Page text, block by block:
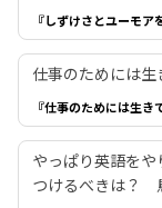
『しずけさとユーモア
仕事のためには生
『仕事のためには生き
やっぱり英語を
つけるべきは？